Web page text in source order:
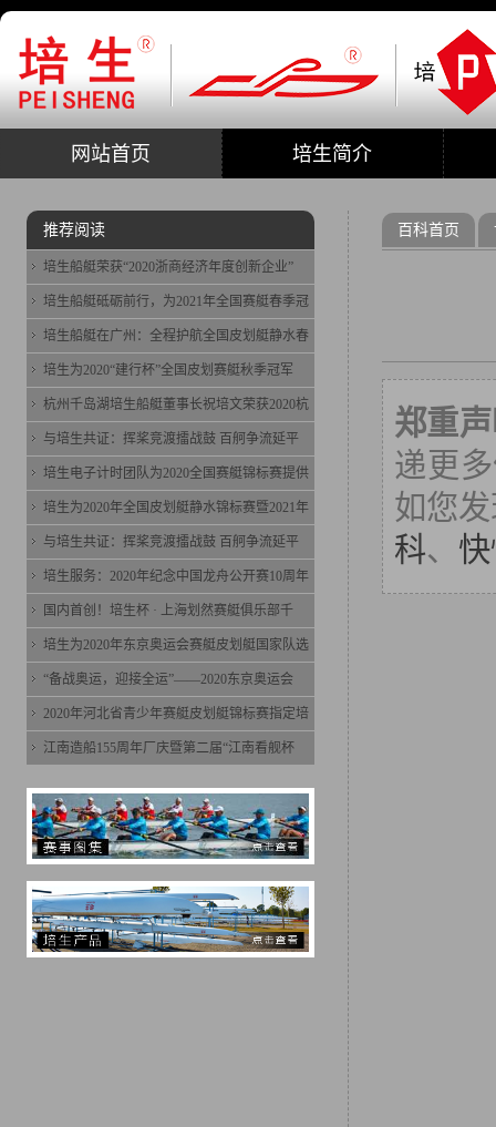
网站首页 培生简介
百科首页
郑重
递更
如您
科、
推荐阅读
培生船艇荣获“2020浙商经济年度创新企业”
培生船艇砥砺前行，为2021年全国赛艇春季冠
培生船艇在广州：全程护航全国皮划艇静水春
培生为2020“建行杯”全国皮划赛艇秋季冠军
杭州千岛湖培生船艇董事长祝培文荣获2020杭
与培生共证：挥桨竞渡擂战鼓 百舸争流延平
培生电子计时团队为2020全国赛艇锦标赛提供
培生为2020年全国皮划艇静水锦标赛暨2021年
与培生共证：挥桨竞渡擂战鼓 百舸争流延平
培生服务：2020年纪念中国龙舟公开赛10周年
国内首创！培生杯 · 上海划然赛艇俱乐部千
培生为2020年东京奥运会赛艇皮划艇国家队选
“备战奥运，迎接全运”——2020东京奥运会
2020年河北省青少年赛艇皮划艇锦标赛指定培
江南造船155周年厂庆暨第二届“江南看舰杯